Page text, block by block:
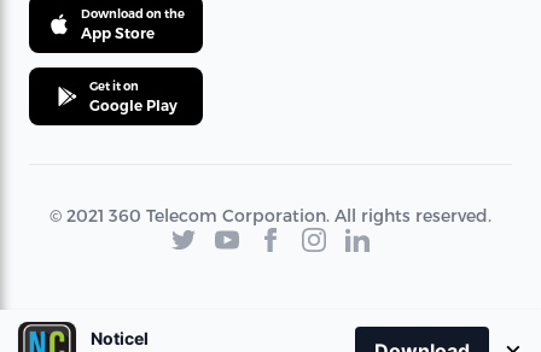
Download on the
App Store
Get it on
Google Play
© 2021 360 Telecom Corporation. All rights reserved.
Noticel